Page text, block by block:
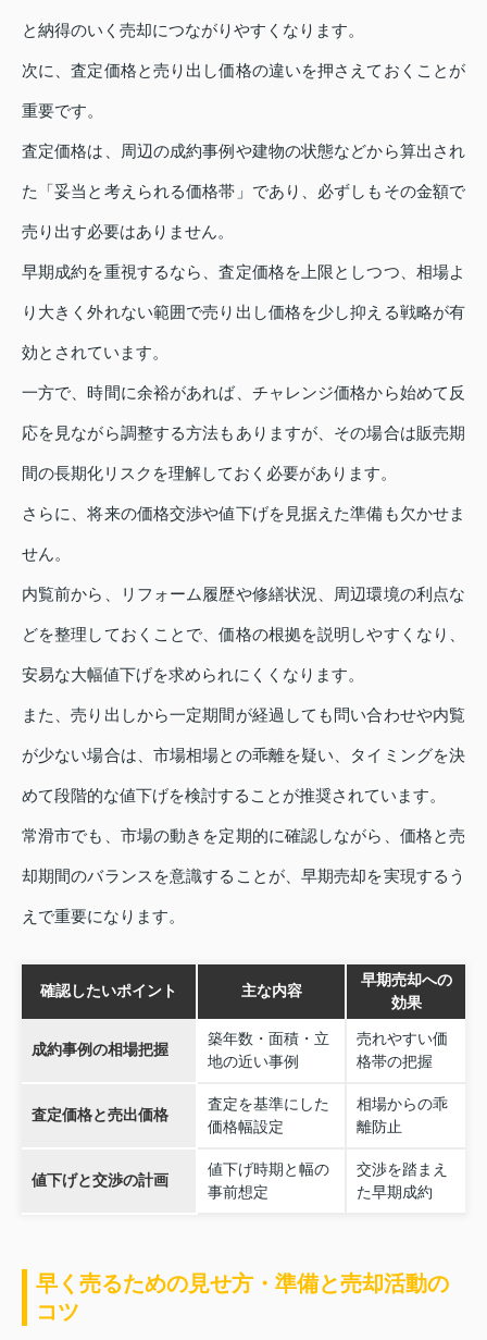
と納得のいく売却につながりやすくなります。
次に、査定価格と売り出し価格の違いを押さえておくことが
重要です。
査定価格は、周辺の成約事例や建物の状態などから算出され
た「妥当と考えられる価格帯」であり、必ずしもその金額で
売り出す必要はありません。
早期成約を重視するなら、査定価格を上限としつつ、相場よ
り大きく外れない範囲で売り出し価格を少し抑える戦略が有
効とされています。
一方で、時間に余裕があれば、チャレンジ価格から始めて反
応を見ながら調整する方法もありますが、その場合は販売期
間の長期化リスクを理解しておく必要があります。
さらに、将来の価格交渉や値下げを見据えた準備も欠かせま
せん。
内覧前から、リフォーム履歴や修繕状況、周辺環境の利点な
どを整理しておくことで、価格の根拠を説明しやすくなり、
安易な大幅値下げを求められにくくなります。
また、売り出しから一定期間が経過しても問い合わせや内覧
が少ない場合は、市場相場との乖離を疑い、タイミングを決
めて段階的な値下げを検討することが推奨されています。
常滑市でも、市場の動きを定期的に確認しながら、価格と売
却期間のバランスを意識することが、早期売却を実現するう
えで重要になります。
確認したいポイント 主な内容
早期売却への
効果
成約事例の相場把握
築年数・面積・立
地の近い事例
売れやすい価
格帯の把握
査定価格と売出価格
査定を基準にした
価格幅設定
相場からの乖
離防止
値下げと交渉の計画
値下げ時期と幅の
事前想定
交渉を踏まえ
た早期成約
早く売るための見せ方・準備と売却活動の
コツ